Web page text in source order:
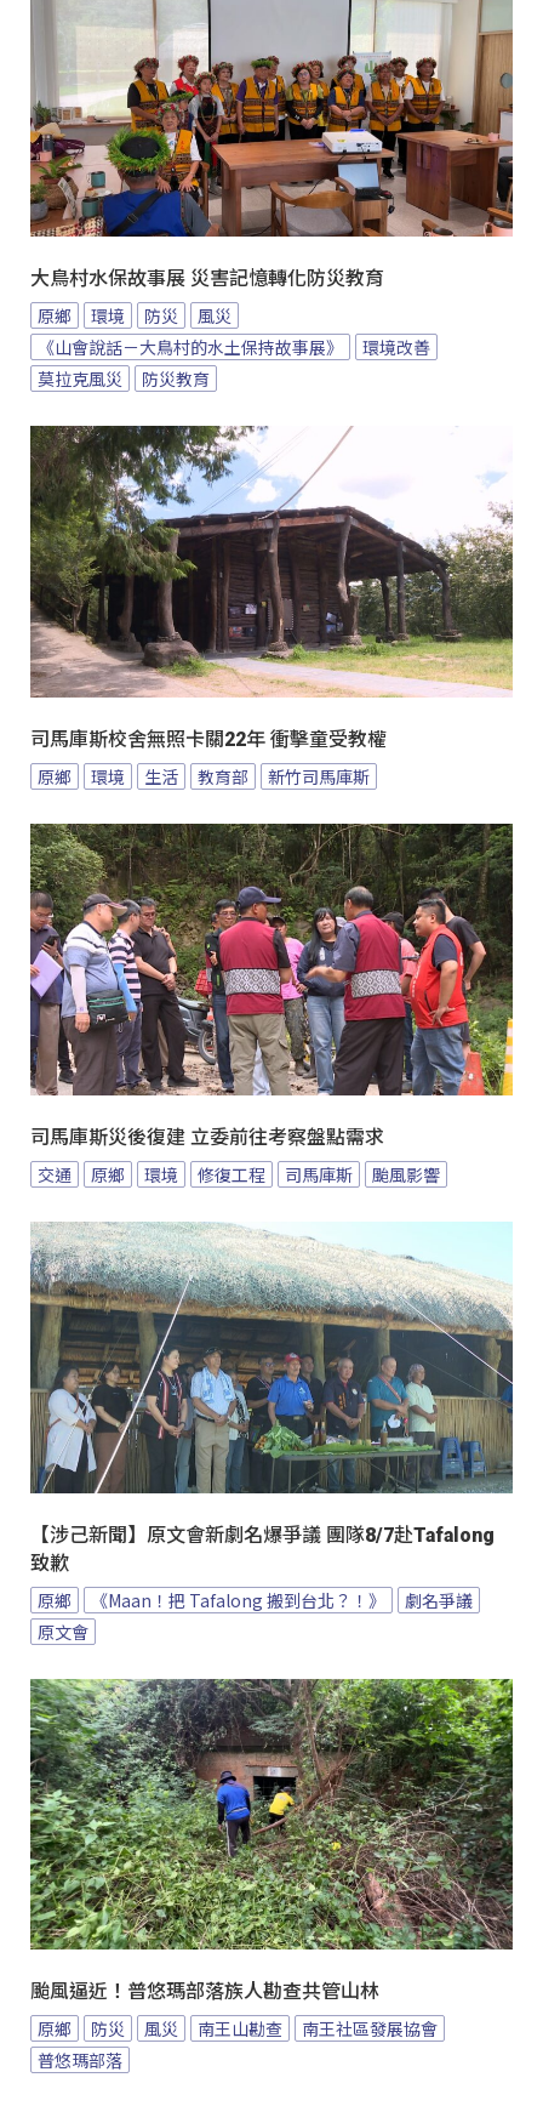
大鳥村水保故事展 災害記憶轉化防災教育
原鄉 環境 防災
風災
《山會說話－大鳥村的水土保持故事展》
環境改善
莫拉克風災
防災教育
司馬庫斯校舍無照卡關22年 衝擊童受教權
原鄉 環境 生活 教育部 新竹司馬庫斯
司馬庫斯災後復建 立委前往考察盤點需求
交通 原鄉 環境 修復工程 司馬庫斯 颱風影響
【涉己新聞】原文會新劇名爆爭議 團隊8/7赴Tafalong
致歉
原鄉 《Maan！把 Tafalong 搬到台北？！》
劇名爭議
原文會
颱風逼近！普悠瑪部落族人勘查共管山林
原鄉 防災 風災 南王山勘查
南王社區發展協會
普悠瑪部落